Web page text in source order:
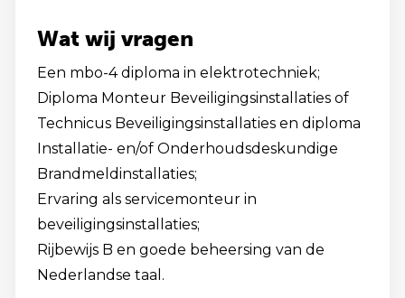
Wat wij vragen
Een mbo-4 diploma in elektrotechniek;
Diploma Monteur Beveiligingsinstallaties of
Technicus Beveiligingsinstallaties en diploma
Installatie- en/of Onderhoudsdeskundige
Brandmeldinstallaties;
Ervaring als servicemonteur in
beveiligingsinstallaties;
Rijbewijs B en goede beheersing van de
Nederlandse taal.